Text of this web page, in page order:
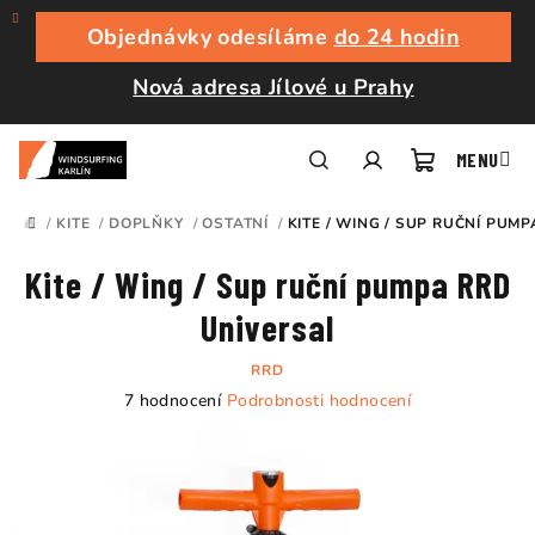
Přejít
obsah
Objednávky odesíláme do 24 hodin
Nová adresa Jílové u Prahy
košík
DOMŮ
/ KITE / DOPLŇKY / OSTATNÍ / KITE / WING / SUP RUČNÍ
Kite / Wing / Sup ruční pumpa RRD
Universal
RRD
Průměrné
7 hodnocení Podrobnosti hodnocení